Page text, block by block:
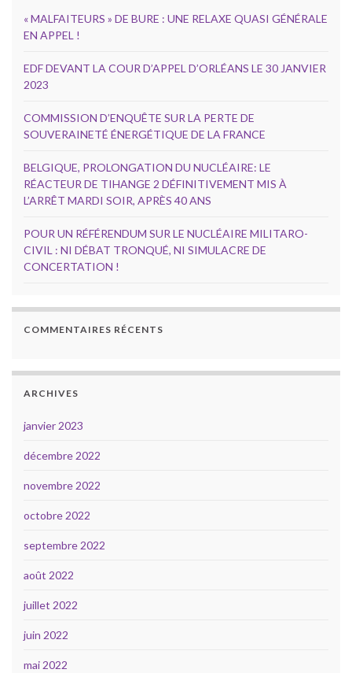
« MALFAITEURS » DE BURE : UNE RELAXE QUASI GÉNÉRALE
EN APPEL !
EDF DEVANT LA COUR D’APPEL D’ORLÉANS LE 30 JANVIER
2023
COMMISSION D’ENQUÊTE SUR LA PERTE DE
SOUVERAINETÉ ÉNERGÉTIQUE DE LA FRANCE
BELGIQUE, PROLONGATION DU NUCLÉAIRE: LE
RÉACTEUR DE TIHANGE 2 DÉFINITIVEMENT MIS À
L’ARRÊT MARDI SOIR, APRÈS 40 ANS
POUR UN RÉFÉRENDUM SUR LE NUCLÉAIRE MILITARO-
CIVIL : NI DÉBAT TRONQUÉ, NI SIMULACRE DE
CONCERTATION !
COMMENTAIRES RÉCENTS
ARCHIVES
janvier 2023
décembre 2022
novembre 2022
octobre 2022
septembre 2022
août 2022
juillet 2022
juin 2022
mai 2022